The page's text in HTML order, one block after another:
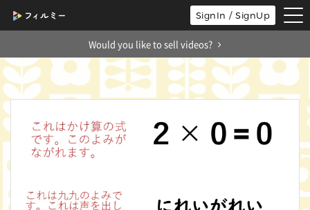
SignIn / SignUp
Would you like to sell videos?